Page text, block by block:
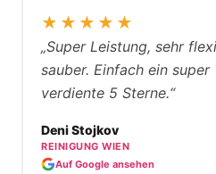
★★★★★
„Super Leistung, sehr
sauber. Einfach ein
verdiente 5 Sterne.“
Deni Stojkov
REINIGUNG WIEN
Auf Google ansehen